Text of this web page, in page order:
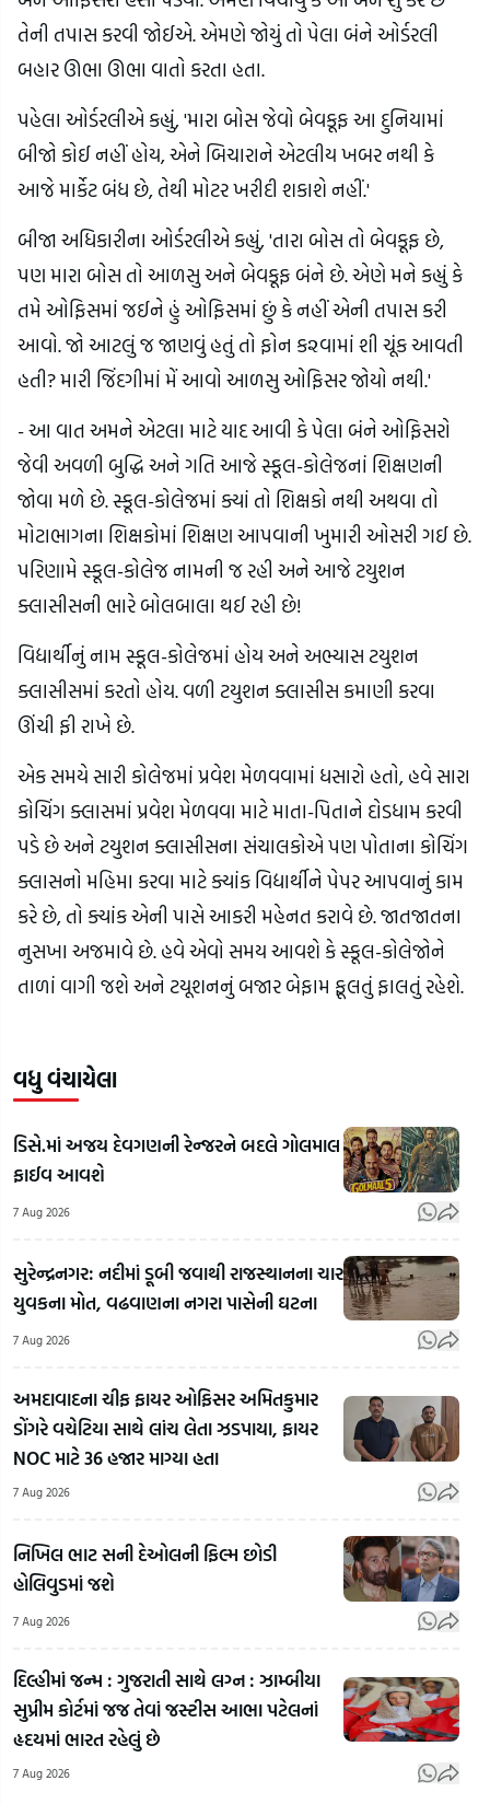
તેની તપાસ કરવી જોઈએ. એમણે જોયું તો પેલા બંને ઓર્ડરલી
બહાર ઊભા ઊભા વાતો કરતા હતા.
પહેલા ઓર્ડરલીએ કહ્યું, 'મારા બોસ જેવો બેવકૂફ આ દુનિયામાં
બીજો કોઈ નહીં હોય, એને બિચારાને એટલીય ખબર નથી કે
આજે માર્કેટ બંધ છે, તેથી મોટર ખરીદી શકાશે નહીં.'
બીજા અધિકારીના ઓર્ડરલીએ કહ્યું, 'તારા બોસ તો બેવકૂફ છે,
પણ મારા બોસ તો આળસુ અને બેવકૂફ બંને છે. એણે મને કહ્યું કે
તમે ઓફિસમાં જઈને હું ઓફિસમાં છું કે નહીં એની તપાસ કરી
આવો. જો આટલું જ જાણવું હતું તો ફોન ક૨વામાં શી ચૂંક આવતી
હતી? મારી જિંદગીમાં મેં આવો આળસુ ઓફિસર જોયો નથી.'
- આ વાત અમને એટલા માટે યાદ આવી કે પેલા બંને ઓફિસરો
જેવી અવળી બુદ્ધિ અને ગતિ આજે સ્કૂલ-કોલેજનાં શિક્ષણની
જોવા મળે છે. સ્કૂલ-કોલેજમાં ક્યાં તો શિક્ષકો નથી અથવા તો
મોટાભાગના શિક્ષકોમાં શિક્ષણ આપવાની ખુમારી ઓસરી ગઈ છે.
પરિણામે સ્કૂલ-કોલેજ નામની જ રહી અને આજે ટયુશન
ક્લાસીસની ભારે બોલબાલા થઈ રહી છે!
વિદ્યાર્થીનું નામ સ્કૂલ-કોલેજમાં હોય અને અભ્યાસ ટયુશન
ક્લાસીસમાં કરતો હોય. વળી ટયુશન ક્લાસીસ કમાણી કરવા
ઊંચી ફી રાખે છે.
એક સમયે સારી કોલેજમાં પ્રવેશ મેળવવામાં ધસારો હતો, હવે સારા
કોચિંગ ક્લાસમાં પ્રવેશ મેળવવા માટે માતા-પિતાને દોડધામ કરવી
પડે છે અને ટયુશન ક્લાસીસના સંચાલકોએ પણ પોતાના કોચિંગ
ક્લાસનો મહિમા કરવા માટે ક્યાંક વિદ્યાર્થીને પેપર આપવાનું કામ
કરે છે, તો ક્યાંક એની પાસે આકરી મહેનત કરાવે છે. જાતજાતના
નુસખા અજમાવે છે. હવે એવો સમય આવશે કે સ્કૂલ-કોલેજોને
તાળાં વાગી જશે અને ટયૂશનનું બજાર બેફામ ફૂલતું ફાલતું રહેશે.
વધુ વંચાયેલા
ડિસે.માં અજય દેવગણની રેન્જરને બદલે ગોલમાલ
ફાઈવ આવશે
7 Aug 2026
સુરેન્દ્રનગર: નદીમાં ડૂબી જવાથી રાજસ્થાનના ચાર
યુવકના મોત, વઢવાણના નગરા પાસેની ઘટના
7 Aug 2026
અમદાવાદના ચીફ ફાયર ઓફિસર અમિતકુમાર
ડોંગરે વચેટિયા સાથે લાંચ લેતા ઝડપાયા, ફાયર
NOC માટે 36 હજાર માગ્યા હતા
7 Aug 2026
નિખિલ ભાટ સની દેઓલની ફિલ્મ છોડી
હોલિવુડમાં જશે
7 Aug 2026
દિલ્હીમાં જન્મ : ગુજરાતી સાથે લગ્ન : ઝામ્બીયા
સુપ્રીમ કોર્ટમાં જજ તેવાં જસ્ટીસ આભા પટેલનાં
હૃદયમાં ભારત રહેલું છે
7 Aug 2026
જીમખાનાના
બિનઅધિકૃત
ભાગો સીલ,
દરિયાપુરમાં
AMCની
દરિયાના
લેતું હતું
કૂવાનું
પાણી?